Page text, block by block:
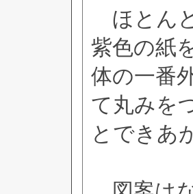
ほとん
紫色の紙
体の一番
て丸みを
とできあ